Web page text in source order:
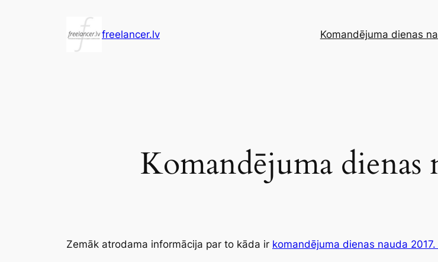
freelancer.lv Komandējuma dienas
Komandējuma dienas
Zemāk atrodama informācija par to kāda ir komandējuma dienas nauda